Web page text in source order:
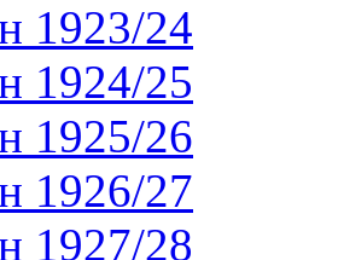
1923/24
1924/25
1925/26
1926/27
1927/28